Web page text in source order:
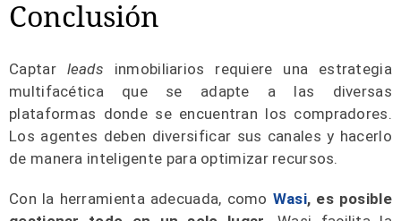
Conclusión
Captar leads inmobiliarios requiere una estrategia
multifacética que se adapte a las diversas
plataformas donde se encuentran los compradores.
Los agentes deben diversificar sus canales y hacerlo
de manera inteligente para optimizar recursos.
Con la herramienta adecuada, como Wasi, es posible